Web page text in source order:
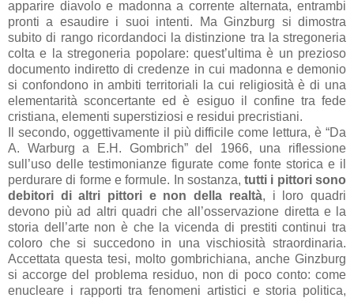
apparire diavolo e madonna a corrente alternata, entrambi
pronti a esaudire i suoi intenti. Ma Ginzburg si dimostra
subito di rango ricordandoci la distinzione tra la stregoneria
colta e la stregoneria popolare: quest’ultima è un prezioso
documento indiretto di credenze in cui madonna e demonio
si confondono in ambiti territoriali la cui religiosità è di una
elementarità sconcertante ed è esiguo il confine tra fede
cristiana, elementi superstiziosi e residui precristiani.
Il secondo, oggettivamente il più difficile come lettura, è “Da
A. Warburg a E.H. Gombrich”del 1966, una riflessione
sull’uso delle testimonianze figurate come fonte storica e il
perdurare di forme e formule. In sostanza,tutti i pittori sono
debitori di altri pittori e non della realtà, i loro quadri
devono più ad altri quadri che all’osservazione diretta e la
storia dell’arte non è che la vicenda di prestiti continui tra
coloro che si succedono in una vischiosità straordinaria.
Accettata questa tesi, molto gombrichiana, anche Ginzburg
si accorge del problema residuo, non di poco conto: come
enucleare i rapporti tra fenomeni artistici e storia politica,